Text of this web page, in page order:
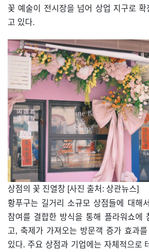
꽃 예술이 전시장을 넘어 상업 지구로
고 있다.
​상점의 꽃 진열창 [사진 출처: 상관뉴스]
황푸구는 길거리 소규모 상점들에 대해
참여를 결합한 방식을 통해 플라워쇼에
고, 축제가 가져오는 방문객 증가 효과
있다. 주요 상점과 기업에는 자체적으로